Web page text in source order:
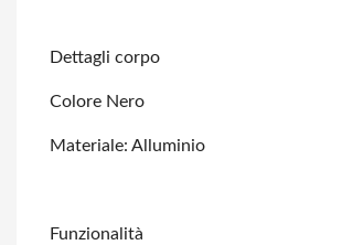
Dettagli corpo
Colore Nero
Materiale: Alluminio
Funzionalità